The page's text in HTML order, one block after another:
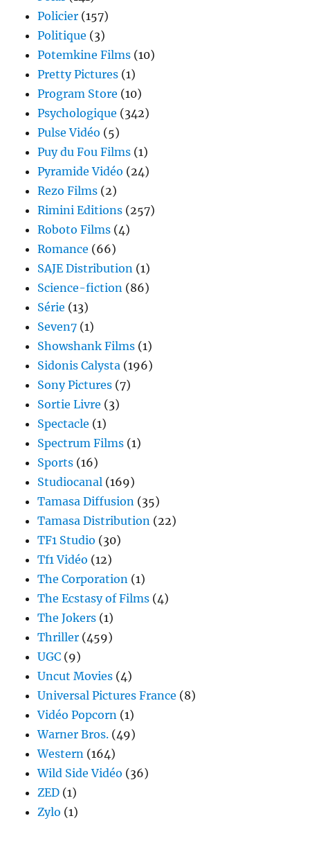
Policier (157)
Politique (3)
Potemkine Films (10)
Pretty Pictures (1)
Program Store (10)
Psychologique (342)
Pulse Vidéo (5)
Puy du Fou Films (1)
Pyramide Vidéo (24)
Rezo Films (2)
Rimini Editions (257)
Roboto Films (4)
Romance (66)
SAJE Distribution (1)
Science-fiction (86)
Série (13)
Seven7 (1)
Showshank Films (1)
Sidonis Calysta (196)
Sony Pictures (7)
Sortie Livre (3)
Spectacle (1)
Spectrum Films (1)
Sports (16)
Studiocanal (169)
Tamasa Diffusion (35)
Tamasa Distribution (22)
TF1 Studio (30)
Tf1 Vidéo (12)
The Corporation (1)
The Ecstasy of Films (4)
The Jokers (1)
Thriller (459)
UGC (9)
Uncut Movies (4)
Universal Pictures France (8)
Vidéo Popcorn (1)
Warner Bros. (49)
Western (164)
Wild Side Vidéo (36)
ZED (1)
Zylo (1)